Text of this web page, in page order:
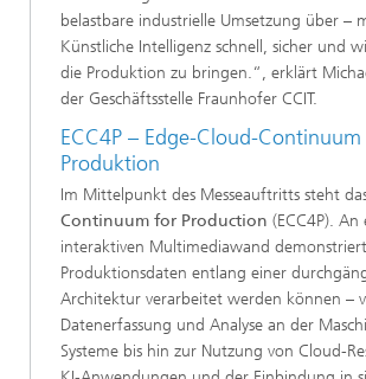
belastbare industrielle Umsetzung über –
Künstliche Intelligenz schnell, sicher und
die Produktion zu bringen.“, erklärt
der Geschäftsstelle Fraunhofer CCIT.
ECC4P – Edge-Cloud-
Produktion
Im Mittelpunkt des Messeauftritts steht
Continuum for Production (ECC4P). An
interaktiven Multimediawand demonstriert
Produktionsdaten entlang einer
Architektur verarbeitet werden können –
Datenerfassung und Analyse an der
Systeme bis hin zur Nutzung von Cloud-